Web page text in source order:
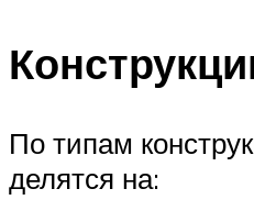
По типам
делятся на: